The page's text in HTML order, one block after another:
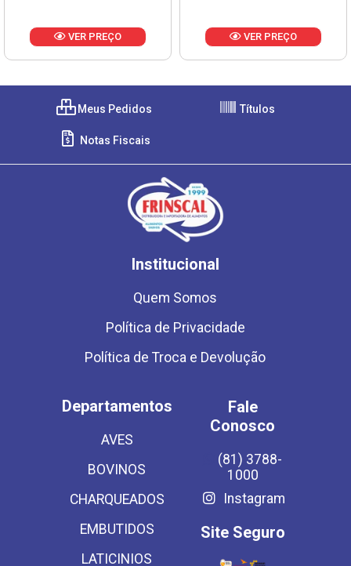
VER PREÇO VER PREÇO
Meus Pedidos Títulos
Notas Fiscais
Institucional
Quem Somos
Política de Privacidade
Política de Troca e Devolução
Departamentos
AVES
BOVINOS
CHARQUEADOS
EMBUTIDOS
LATICINIOS
Fale
Conosco
(81) 3788-
1000
Instagram
Site Seguro